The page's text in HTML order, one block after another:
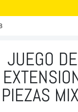
JUEGO
PIEZAS